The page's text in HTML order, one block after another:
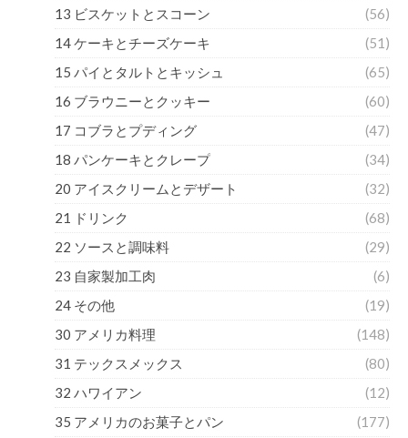
13 ビスケットとスコーン
(56)
14 ケーキとチーズケーキ
(51)
15 パイとタルトとキッシュ
(65)
16 ブラウニーとクッキー
(60)
17 コブラとプディング
(47)
18 パンケーキとクレープ
(34)
20 アイスクリームとデザート
(32)
21 ドリンク
(68)
22 ソースと調味料
(29)
23 自家製加工肉
(6)
24 その他
(19)
30 アメリカ料理
(148)
31 テックスメックス
(80)
32 ハワイアン
(12)
35 アメリカのお菓子とパン
(177)